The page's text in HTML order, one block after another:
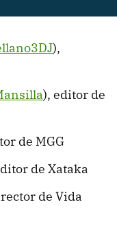
),
), editor de
de MGG
de Xataka
de Vida